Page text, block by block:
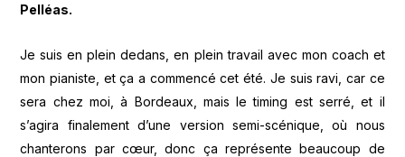
Pelléas.
Je suis en plein dedans, en plein travail avec mon coach et
mon pianiste, et ça a commencé cet été. Je suis ravi, car ce
sera chez moi, à Bordeaux, mais le timing est serré, et il
s’agira finalement d’une version semi-scénique, où nous
chanterons par cœur, donc ça représente beaucoup de